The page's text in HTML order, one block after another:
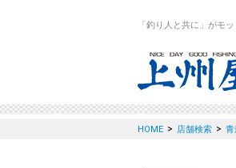
「釣り人と共に」がモ
HOME > 店舗検索 > 青